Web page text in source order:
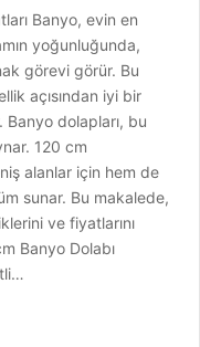
Banyo, evin en
yoğunluğunda,
görevi görür. Bu
açısından iyi bir
Banyo dolapları, bu
120 cm
alanlar için hem de
sunar. Bu makalede,
ve fiyatlarını
Banyo Dolabı